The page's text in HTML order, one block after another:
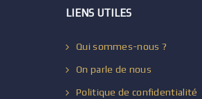
LIENS UTILES
Qui sommes-nous ?
On parle de nous
Politique de confidentialité